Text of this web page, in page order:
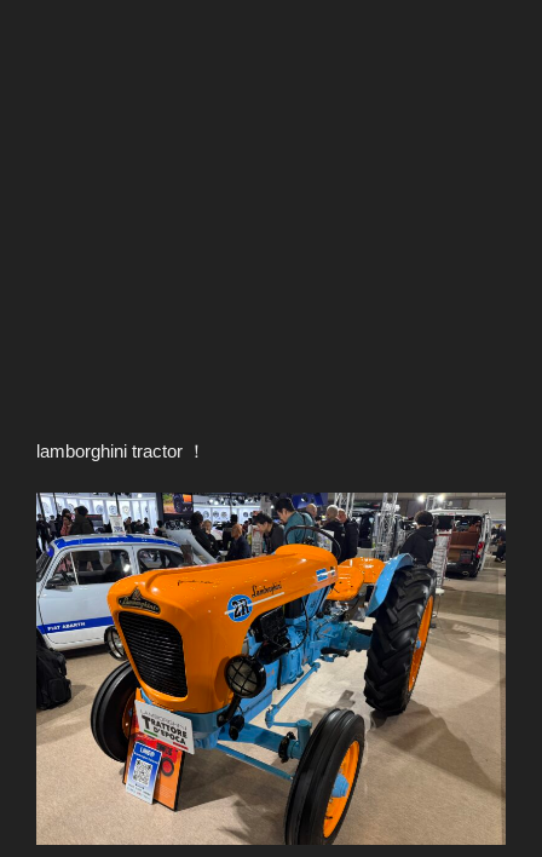
lamborghini tractor ！